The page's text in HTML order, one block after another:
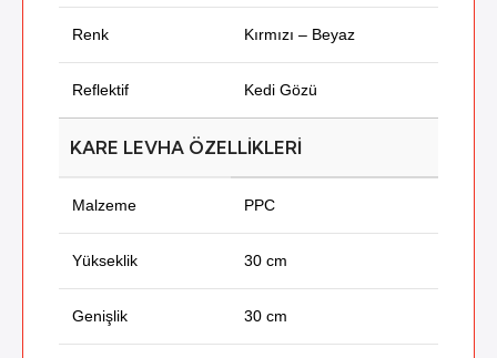
Renk Kırmızı – Beyaz
Reflektif Kedi Gözü
KARE LEVHA ÖZELLIKLERI
Malzeme PPC
Yükseklik 30 cm
Genişlik 30 cm